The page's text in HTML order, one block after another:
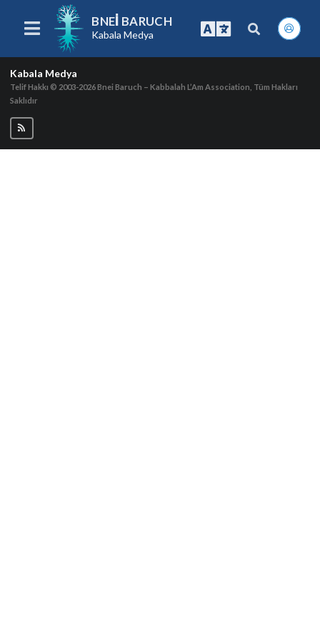
BNEI BARUCH
Kabala Medya
Kabala Medya
Telif Hakkı © 2003-2026Bnei Baruch – Kabbalah L’Am Association, Tüm Hakları
Saklıdır